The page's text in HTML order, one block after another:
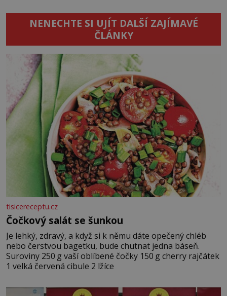
NENECHTE SI UJÍT DALŠÍ ZAJÍMAVÉ
ČLÁNKY
tisicereceptu.cz
Čočkový salát se šunkou
Je lehký, zdravý, a když si k němu dáte opečený chléb
nebo čerstvou bagetku, bude chutnat jedna báseň.
Suroviny 250 g vaší oblíbené čočky 150 g cherry rajčátek
1 velká červená cibule 2 lžíce